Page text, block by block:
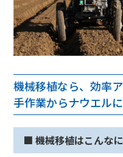
機械移植なら、効率
手作業からナウエル
■ 機械移植はこんな